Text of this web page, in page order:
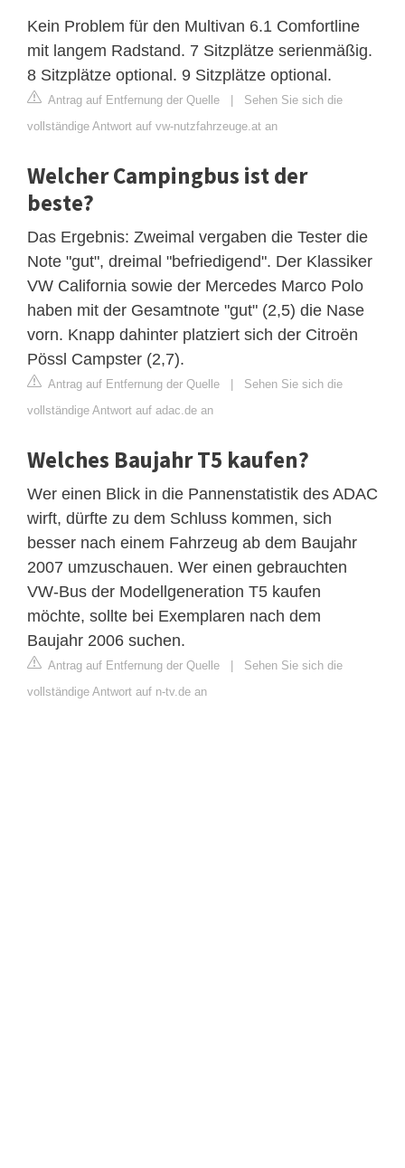
Kein Problem für den Multivan 6.1 Comfortline
mit langem Radstand. 7 Sitzplätze serienmäßig.
8 Sitzplätze optional. 9 Sitzplätze optional.
Antrag auf Entfernung der Quelle | Sehen Sie sich die
vollständige Antwort auf vw-nutzfahrzeuge.at an
Welcher Campingbus ist der
beste?
Das Ergebnis: Zweimal vergaben die Tester die
Note "gut", dreimal "befriedigend". Der Klassiker
VW California sowie der Mercedes Marco Polo
haben mit der Gesamtnote "gut" (2,5) die Nase
vorn. Knapp dahinter platziert sich der Citroёn
Pössl Campster (2,7).
Antrag auf Entfernung der Quelle | Sehen Sie sich die
vollständige Antwort auf adac.de an
Welches Baujahr T5 kaufen?
Wer einen Blick in die Pannenstatistik des ADAC
wirft, dürfte zu dem Schluss kommen, sich
besser nach einem Fahrzeug ab dem Baujahr
2007 umzuschauen. Wer einen gebrauchten
VW-Bus der Modellgeneration T5 kaufen
möchte, sollte bei Exemplaren nach dem
Baujahr 2006 suchen.
Antrag auf Entfernung der Quelle | Sehen Sie sich die
vollständige Antwort auf n-tv.de an